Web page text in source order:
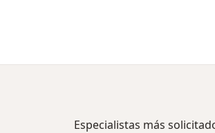
Especialistas más